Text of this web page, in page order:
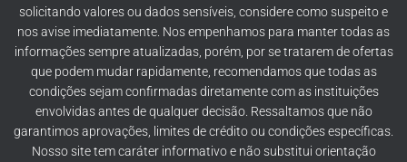
solicitando valores ou dados sensíveis, considere como suspeito e
nos avise imediatamente. Nos empenhamos para manter todas as
informações sempre atualizadas, porém, por se tratarem de ofertas
que podem mudar rapidamente, recomendamos que todas as
condições sejam confirmadas diretamente com as instituições
envolvidas antes de qualquer decisão. Ressaltamos que não
garantimos aprovações, limites de crédito ou condições específicas.
Nosso site tem caráter informativo e não substitui orientação